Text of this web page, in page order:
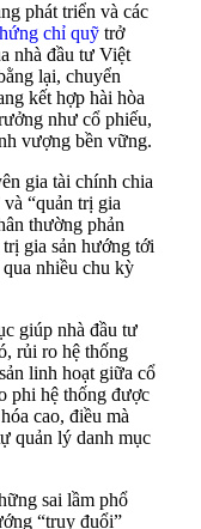
phát triển và các
chỉ quỹ trở
nhà đầu tư Việt
lại, chuyển
kết hợp hài hòa
như cổ phiếu,
vượng bền vững.
gia tài chính chia
“quản trị gia
thường phản
gia sản hướng tới
nhiều chu kỳ
giúp nhà đầu tư
rủi ro hệ thống
linh hoạt giữa cổ
phi hệ thống được
cao, điều mà
quản lý danh mục
sai lầm phổ
“truy đuổi”